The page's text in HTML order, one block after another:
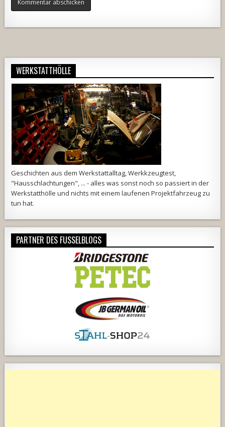
WERKSTATTHÖLLE
Geschichten aus dem Werkstattalltag, Werkkzeugtest,
"Hausschlachtungen", ... - alles was sonst noch so passiert in der
Werkstatthölle und nichts mit einem laufenen Projektfahrzeug zu
tun hat.
PARTNER DES FUSSELBLOGS